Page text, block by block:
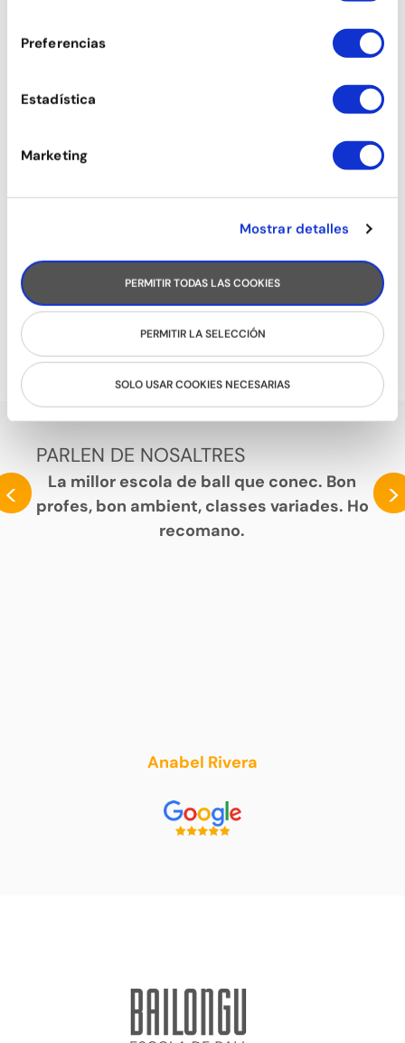
Preferencias
Estadística
Marketing
Mostrar detalles
PERMITIR TODAS LAS COOKIES
PERMITIR LA SELECCIÓN
SOLO USAR COOKIES NECESARIAS
PARLEN DE NOSALTRES
<
La millor escola de ball que conec. Bon
profes, bon ambient, classes variades. Ho
recomano.
Anabel Rivera
>